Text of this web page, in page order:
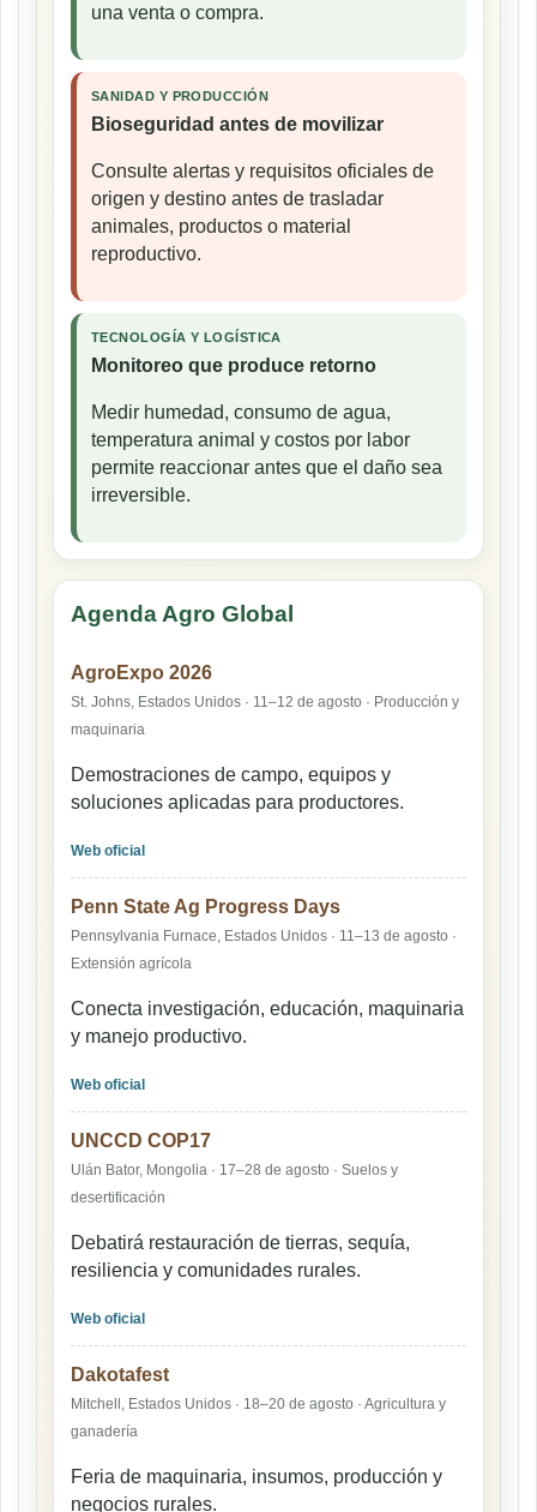
una venta o compra.
SANIDAD Y PRODUCCIÓN
Bioseguridad antes de movilizar
Consulte alertas y requisitos oficiales de
origen y destino antes de trasladar
animales, productos o material
reproductivo.
TECNOLOGÍA Y LOGÍSTICA
Monitoreo que produce retorno
Medir humedad, consumo de agua,
temperatura animal y costos por labor
permite reaccionar antes que el daño sea
irreversible.
Agenda Agro Global
AgroExpo 2026
St. Johns, Estados Unidos · 11–12 de agosto · Producción y
maquinaria
Demostraciones de campo, equipos y
soluciones aplicadas para productores.
Web oficial
Penn State Ag Progress Days
Pennsylvania Furnace, Estados Unidos · 11–13 de agosto ·
Extensión agrícola
Conecta investigación, educación, maquinaria
y manejo productivo.
Web oficial
UNCCD COP17
Ulán Bator, Mongolia · 17–28 de agosto · Suelos y
desertificación
Debatirá restauración de tierras, sequía,
resiliencia y comunidades rurales.
Web oficial
Dakotafest
Mitchell, Estados Unidos · 18–20 de agosto · Agricultura y
ganadería
Feria de maquinaria, insumos, producción y
negocios rurales.